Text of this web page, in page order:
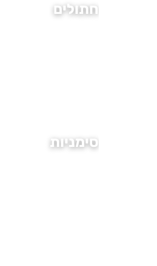
חתולים
סימניות